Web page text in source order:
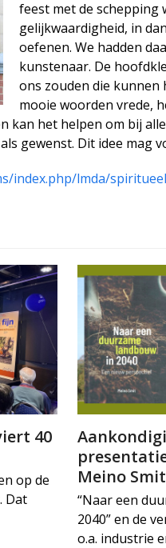
feest met de schepping
gelijkwaardigheid, in
oefenen. We hadden
kunstenaar. De
ons zouden die kunnen
mooie woorden vrede,
kan het helpen om bij
gewenst. Dit idee mag
index.php/lmda/
40
op de
Dat
Meino Smit
“Naar een
2040” en de
o.a. industrie